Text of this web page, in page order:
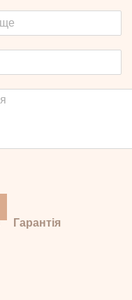
Гарантія